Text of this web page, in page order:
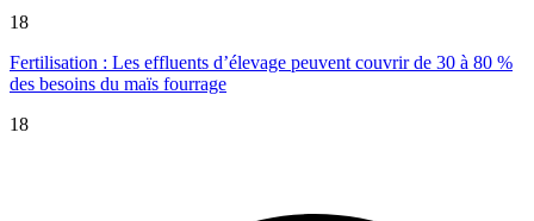
18
Fertilisation : Les effluents d’élevage peuvent couvrir de 30 à 80 %
des besoins du maïs fourrage
18